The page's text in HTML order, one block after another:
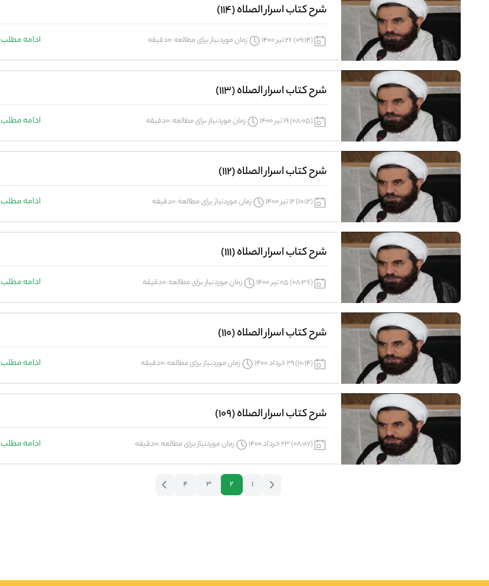
شرح کتاب اسرار الصلاه (114)
(09:14) 26 تیر 1400 زمان موردنیاز برای مطالعه :0دقیقه ادامه مطلب
شرح کتاب اسرار الصلاه (113)
(08:05) 19 تیر 1400 زمان موردنیاز برای مطالعه :0دقیقه ادامه مطلب
شرح کتاب اسرار الصلاه (112)
(10:12) 12 تیر 1400 زمان موردنیاز برای مطالعه :0دقیقه ادامه مطلب
شرح کتاب اسرار الصلاه (111)
(08:36) 05 تیر 1400 زمان موردنیاز برای مطالعه :0دقیقه ادامه مطلب
شرح کتاب اسرار الصلاه (110)
(10:14) 29 خرداد 1400 زمان موردنیاز برای مطالعه :0دقیقه ادامه مطلب
شرح کتاب اسرار الصلاه (109)
(08:07) 23 خرداد 1400 زمان موردنیاز برای مطالعه :0دقیقه ادامه مطلب
1
2
3
4